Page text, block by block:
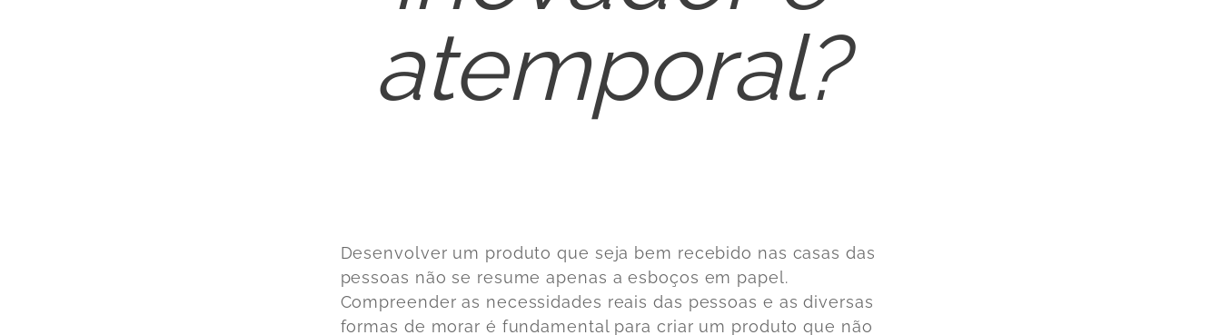
atemporal?
Desenvolver um produto que seja bem recebido nas casas das
pessoas não se resume apenas a esboços em papel.
Compreender as necessidades reais das pessoas e as diversas
formas de morar é fundamental para criar um produto que não